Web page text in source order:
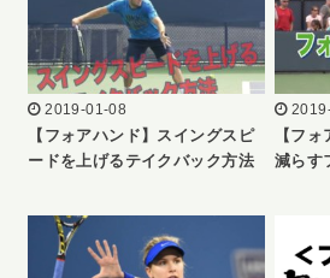
2019-01-08
【フォアハンド】スイングスピ
ードを上げるテイクバック方法
【フ
減らす